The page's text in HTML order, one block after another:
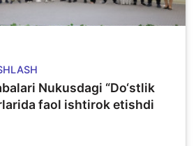
Nukusdagi “Do‘stlik
faol ishtirok etishdi